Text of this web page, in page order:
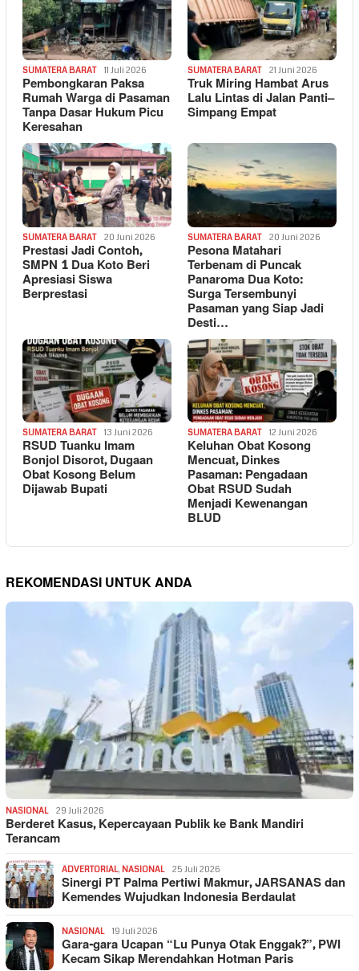
SUMATERA BARAT 11 Juli 2026
Pembongkaran Paksa
Rumah Warga di Pasaman
Tanpa Dasar Hukum Picu
Keresahan
SUMATERA BARAT 21 Juni 2026
Truk Miring Hambat Arus
Lalu Lintas di Jalan Panti–
Simpang Empat
SUMATERA BARAT 20 Juni 2026
Prestasi Jadi Contoh,
SMPN 1 Dua Koto Beri
Apresiasi Siswa
Berprestasi
SUMATERA BARAT 20 Juni 2026
Pesona Matahari
Terbenam di Puncak
Panaroma Dua Koto:
Surga Tersembunyi
Pasaman yang Siap Jadi
Desti…
SUMATERA BARAT 13 Juni 2026
RSUD Tuanku Imam
Bonjol Disorot, Dugaan
Obat Kosong Belum
Dijawab Bupati
SUMATERA BARAT 12 Juni 2026
Keluhan Obat Kosong
Mencuat, Dinkes
Pasaman: Pengadaan
Obat RSUD Sudah
Menjadi Kewenangan
BLUD
REKOMENDASI UNTUK ANDA
NASIONAL 29 Juli 2026
Berderet Kasus, Kepercayaan Publik ke Bank Mandiri
Terancam
ADVERTORIAL, NASIONAL 25 Juli 2026
Sinergi PT Palma Pertiwi Makmur, JARSANAS dan
Kemendes Wujudkan Indonesia Berdaulat
NASIONAL 19 Juli 2026
Gara-gara Ucapan “Lu Punya Otak Enggak?”, PWI
Kecam Sikap Merendahkan Hotman Paris